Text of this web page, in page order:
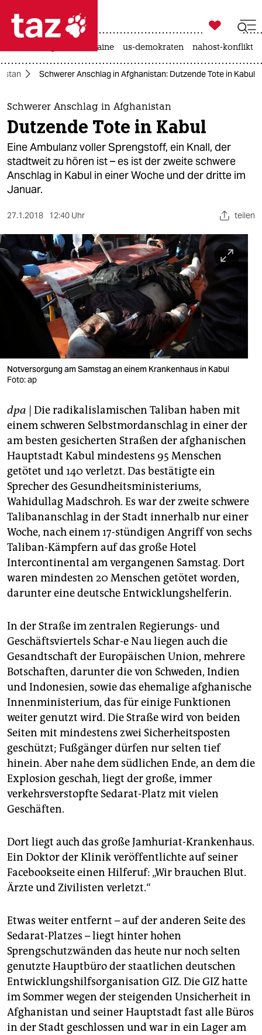
 taz zahl ich
taz zahl ich
themen
politik
öko
gesellschaft
kultur
sport
berlin
nord
wahrheit
verlag
shop
fragen & hilfe
unterstützen
abo
genossenschaft
epaper login

taz zahl ich
krieg in der ukraine us-demokraten nahost-konflikt
Schwerer Anschlag in Afghanistan: Dutzende Tote in Kabul
Schwerer Anschlag in Afghanistan
Dutzende Tote in Kabul
Eine Ambulanz voller Sprengstoff, ein Knall, der
stadtweit zu hören ist – es ist der zweite schwere
Anschlag in Kabul in einer Woche und der dritte im
Januar.
27.1.2018 12:40 Uhr teilen
Notversorgung am Samstag an einem Krankenhaus in Kabul
Foto: ap
dpa | Die radikalislamischen Taliban haben mit
einem schweren Selbstmordanschlag in einer der
am besten gesicherten Straßen der afghanischen
Hauptstadt Kabul mindestens 95 Menschen
getötet und 140 verletzt. Das bestätigte ein
Sprecher des Gesundheitsministeriums,
Wahidullag Madschroh. Es war der zweite schwere
Talibananschlag in der Stadt innerhalb nur einer
Woche, nach einem 17-stündigen Angriff von sechs
Taliban-Kämpfern auf das große Hotel
Intercontinental am vergangenen Samstag. Dort
waren mindesten 20 Menschen getötet worden,
darunter eine deutsche Entwicklungshelferin.
In der Straße im zentralen Regierungs- und
Geschäftsviertels Schar-e Nau liegen auch die
Gesandtschaft der Europäischen Union, mehrere
Botschaften, darunter die von Schweden, Indien
und Indonesien, sowie das ehemalige afghanische
Innenministerium, das für einige Funktionen
weiter genutzt wird. Die Straße wird von beiden
Seiten mit mindestens zwei Sicherheitsposten
geschützt; Fußgänger dürfen nur selten tief
hinein. Aber nahe dem südlichen Ende, an dem die
Explosion geschah, liegt der große, immer
verkehrsverstopfte Sedarat-Platz mit vielen
Geschäften.
Dort liegt auch das große Jamhuriat-Krankenhaus.
Ein Doktor der Klinik veröffentlichte auf seiner
Facebookseite einen Hilferuf: „Wir brauchen Blut.
Ärzte und Zivilisten verletzt.“
Etwas weiter entfernt – auf der anderen Seite des
Sedarat-Platzes – liegt hinter hohen
Sprengschutzwänden das heute nur noch selten
genutzte Hauptbüro der staatlichen deutschen
Entwicklungshilfsorganisation GIZ. Die GIZ hatte
im Sommer wegen der steigenden Unsicherheit in
Afghanistan und seiner Hauptstadt fast alle Büros
in der Stadt geschlossen und war in ein Lager am